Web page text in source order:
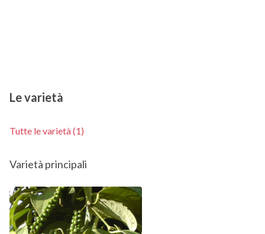
Le varietà
Tutte le varietà (1)
Varietà principali